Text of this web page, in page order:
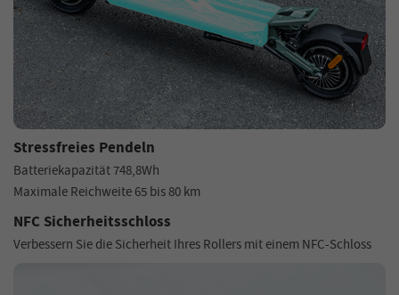
Stressfreies Pendeln
Batteriekapazität 748,8Wh
Maximale Reichweite 65 bis 80 km
NFC Sicherheitsschloss
Verbessern Sie die Sicherheit Ihres Rollers mit einem NFC-Schloss